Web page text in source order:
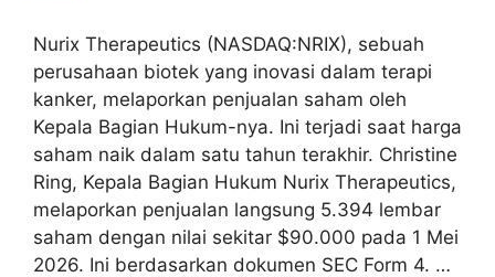
Nurix Therapeutics (NASDAQ:NRIX), sebuah
perusahaan biotek yang inovasi dalam terapi
kanker, melaporkan penjualan saham oleh
Kepala Bagian Hukum-nya. Ini terjadi saat harga
saham naik dalam satu tahun terakhir. Christine
Ring, Kepala Bagian Hukum Nurix Therapeutics,
melaporkan penjualan langsung 5.394 lembar
saham dengan nilai sekitar $90.000 pada 1 Mei
2026. Ini berdasarkan dokumen SEC Form 4. …